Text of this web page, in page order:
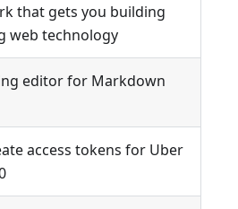
that gets you building
web technology
editor for Markdown
access tokens for Uber